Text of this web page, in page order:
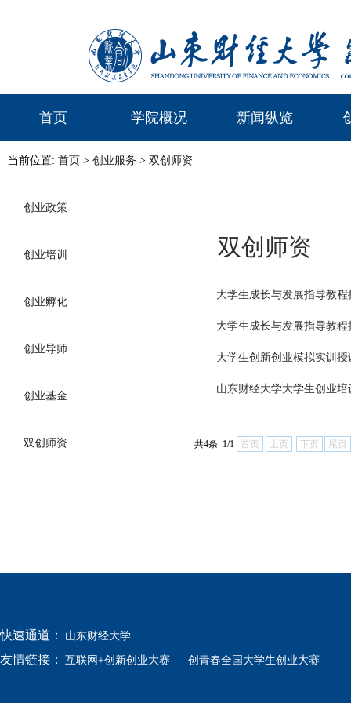
首页 学院概况 新闻纵览
当前位置: 首页 > 创业服务 > 双创师资
创业政策
创业培训
创业孵化
创业导师
创业基金
双创师资
双创师资
大学生成长与发展指导教
大学生成长与发展指导教
大学生创新创业模拟实训
山东财经大学大学生创业
共4条 1/1 首页 上页 下页 尾页
快速通道： 山东财经大学
友情链接： 互联网+创新创业大赛 创青春全国大学生创业大赛